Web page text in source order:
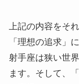
上記の内容をそ
「理想の追求」
射手座は狭い世
ます。そして、